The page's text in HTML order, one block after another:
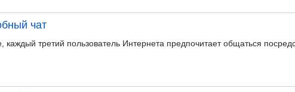
чат
каждый третий пользователь Интернета предпочитает общаться